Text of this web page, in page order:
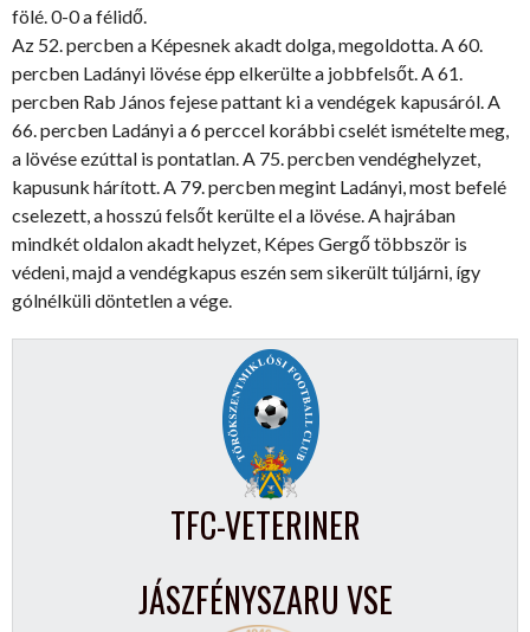
fölé. 0-0 a félidő.
Az 52. percben a Képesnek akadt dolga, megoldotta. A 60.
percben Ladányi lövése épp elkerülte a jobbfelsőt. A 61.
percben Rab János fejese pattant ki a vendégek kapusáról. A
66. percben Ladányi a 6 perccel korábbi cselét ismételte meg,
a lövése ezúttal is pontatlan. A 75. percben vendéghelyzet,
kapusunk hárított. A 79. percben megint Ladányi, most befelé
cselezett, a hosszú felsőt kerülte el a lövése. A hajrában
mindkét oldalon akadt helyzet, Képes Gergő többször is
védeni, majd a vendégkapus eszén sem sikerült túljárni, így
gólnélküli döntetlen a vége.
TFC-VETERINER
JÁSZFÉNYSZARU VSE